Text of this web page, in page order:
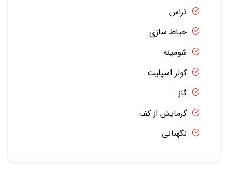
تراس
حیاط سازی
شومینه
کولر اسپلیت
گاز
گرمایش از کف
نگهبانی